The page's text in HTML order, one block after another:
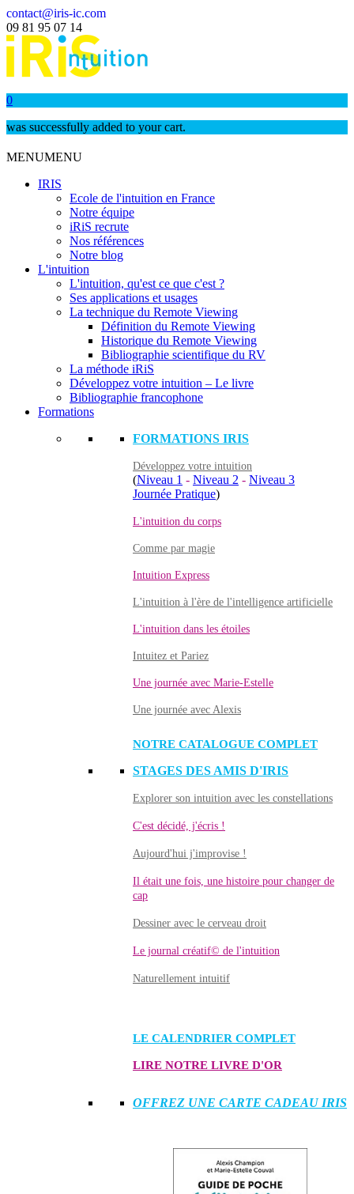
contact@iris-ic.com
09 81 95 07 14
0
was successfully added to your cart.
MENUMENU
IRIS
Ecole de l'intuition en France
Notre équipe
iRiS recrute
Nos références
Notre blog
L'intuition
L'intuition, qu'est ce que c'est ?
Ses applications et usages
La technique du Remote Viewing
Définition du Remote Viewing
Historique du Remote Viewing
Bibliographie scientifique du RV
La méthode iRiS
Développez votre intuition – Le livre
Bibliographie francophone
Formations
FORMATIONS IRIS
Développez votre intuition
(Niveau 1 - Niveau 2 - Niveau 3
Journée Pratique)
L'intuition du corps
Comme par magie
Intuition Express
L'intuition à l'ère de l'intelligence artificielle
L'intuition dans les étoiles
Intuitez et Pariez
Une journée avec Marie-Estelle
Une journée avec Alexis
NOTRE CATALOGUE COMPLET
STAGES DES AMIS D'IRIS
Explorer son intuition avec les constellations
C'est décidé, j'écris !
Aujourd'hui j'improvise !
Il était une fois, une histoire pour changer de
cap
Dessiner avec le cerveau droit
Le journal créatif© de l'intuition
Naturellement intuitif
LE CALENDRIER COMPLET
LIRE NOTRE LIVRE D'OR
OFFREZ UNE CARTE CADEAU IRIS